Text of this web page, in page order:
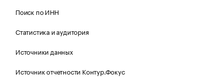
Поиск по ИНН
Статистика и аудитория
Источники данных
Источник отчетности Контур.Фокус